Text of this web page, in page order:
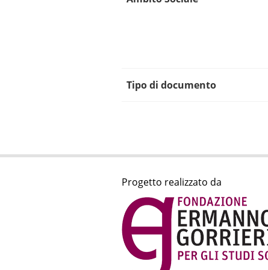
Tipo di documento
Progetto realizzato da